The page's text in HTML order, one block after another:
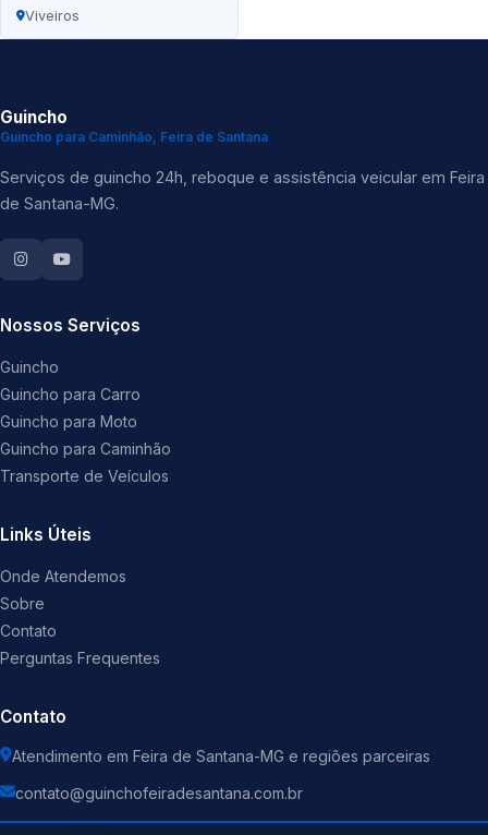
Viveiros
Guincho
Guincho para Caminhão, Feira de Santana
Serviços de guincho 24h, reboque e assistência veicular em Feira
de Santana-MG.
Nossos Serviços
Guincho
Guincho para Carro
Guincho para Moto
Guincho para Caminhão
Transporte de Veículos
Links Úteis
Onde Atendemos
Sobre
Contato
Perguntas Frequentes
Contato
Atendimento em Feira de Santana-MG e regiões parceiras
contato@guinchofeiradesantana.com.br